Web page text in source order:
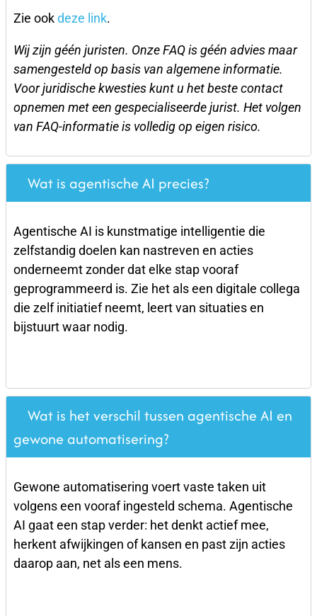
Zie ookdeze link.
Wij zijn géén juristen. Onze FAQ is géén advies maar
samengesteld op basis van algemene informatie.
Voor juridische kwesties kunt u het beste contact
opnemen met een gespecialiseerde jurist. Het volgen
van FAQ-informatie is volledig op eigen risico.
Wat is agentische AI precies?
Agentische AI is kunstmatige intelligentie die
zelfstandig doelen kan nastreven en acties
onderneemt zonder dat elke stap vooraf
geprogrammeerd is. Zie het als een digitale collega
die zelf initiatief neemt, leert van situaties en
bijstuurt waar nodig.
Wat is het verschil tussen agentische AI en
gewone automatisering?
Gewone automatisering voert vaste taken uit
volgens een vooraf ingesteld schema. Agentische
AI gaat een stap verder: het denkt actief mee,
herkent afwijkingen of kansen en past zijn acties
daarop aan, net als een mens.